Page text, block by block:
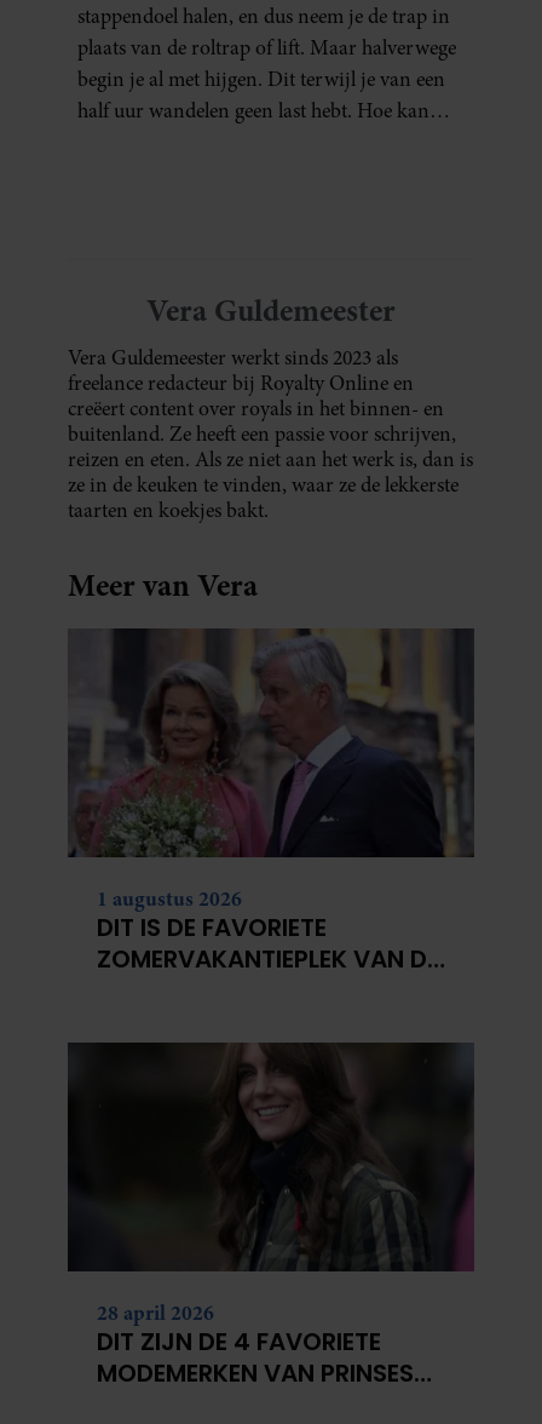
stappendoel halen, en dus neem je de trap in
plaats van de roltrap of lift. Maar halverwege
begin je al met hijgen. Dit terwijl je van een
half uur wandelen geen last hebt. Hoe kan
Vera Guldemeester
Vera Guldemeester werkt sinds 2023 als
freelance redacteur bij Royalty Online en
creëert content over royals in het binnen- en
buitenland. Ze heeft een passie voor schrijven,
reizen en eten. Als ze niet aan het werk is, dan is
ze in de keuken te vinden, waar ze de lekkerste
taarten en koekjes bakt.
Meer van Vera
1 augustus 2026
DIT IS DE FAVORIETE
ZOMERVAKANTIEPLEK VAN DE
28 april 2026
DIT ZIJN DE 4 FAVORIETE
MODEMERKEN VAN PRINSES